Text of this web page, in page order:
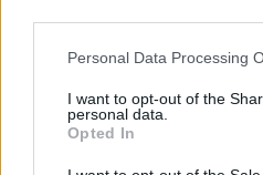
Personal Data Processing
I want to opt-out of the
personal data.
Opted In
stosunek z mężem.
mam kolejnego krążka.
w sobotę. powinnam
Forum:Ginekologia -